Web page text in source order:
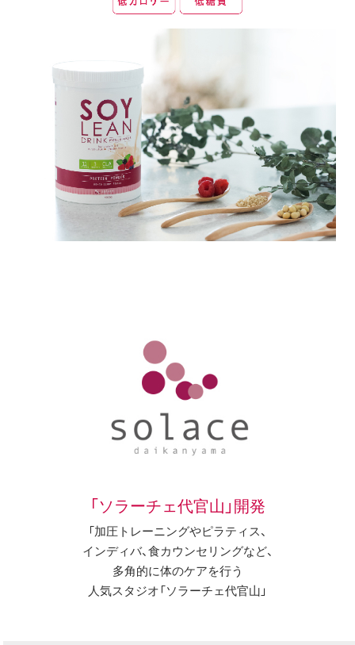
「ソラーチェ代官山」開発
「加圧トレーニングやピラティス、
インディバ、食カウンセリングなど、
多角的に体のケアを行う
人気スタジオ「ソラーチェ代官山」